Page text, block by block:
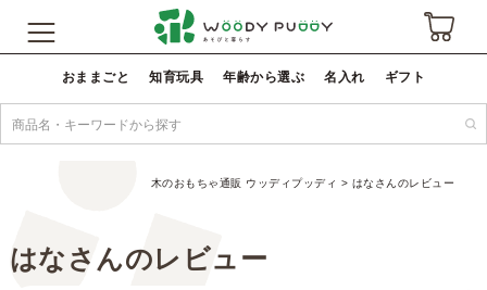
おままごと 知育玩具 年齢から選ぶ 名入れ ギフト
木のおもちゃ通販 ウッディプッディ はなさんのレビュー
はなさんのレビュー